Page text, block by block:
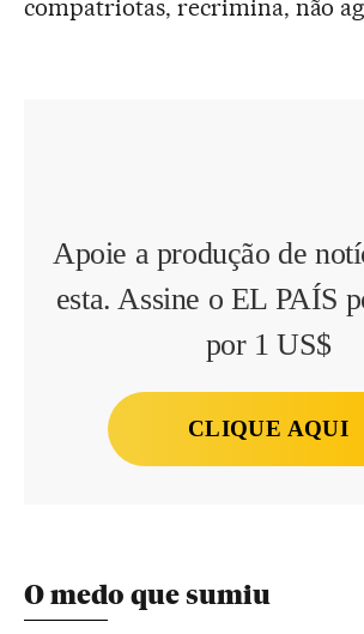
compatriotas, recrimina, não
Apoie a produção de
esta. Assine o EL PAÍS
por 1 US$
CLIQUE AQUI
O medo que sumiu